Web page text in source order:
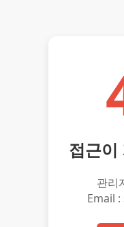
접근이
관리
Email